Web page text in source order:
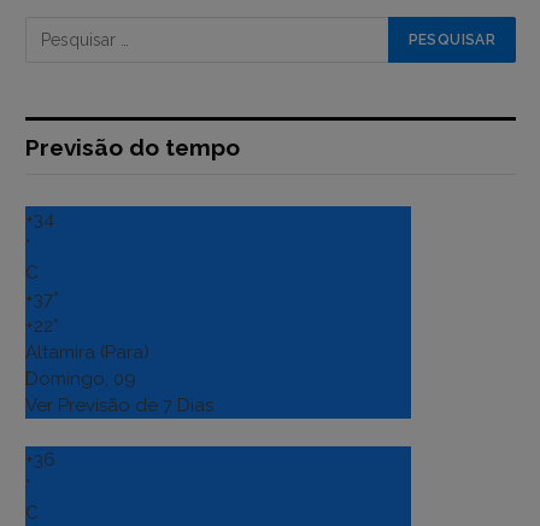
Previsão do tempo
+34
°
C
+37°
+22°
Altamira (Para)
Domingo, 09
Ver Previsão de 7 Dias
+36
°
C